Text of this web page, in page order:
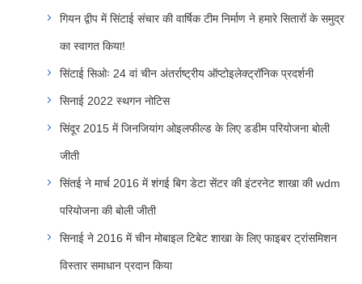
गियन द्वीप में सिंटाई संचार की वार्षिक टीम निर्माण ने हमारे सितारों के समुद्र
का स्वागत किया!
सिंटाई सिओः 24 वां चीन अंतर्राष्ट्रीय ऑप्टोइलेक्ट्रॉनिक प्रदर्शनी
सिनाई 2022 स्थगन नोटिस
सिंदूर 2015 में जिनजियांग ओइलफील्ड के लिए डडीम परियोजना बोली
जीती
सिंतई ने मार्च 2016 में शंगई बिग डेटा सेंटर की इंटरनेट शाखा की wdm
परियोजना की बोली जीती
सिनाई ने 2016 में चीन मोबाइल टिबेट शाखा के लिए फाइबर ट्रांसमिशन
विस्तार समाधान प्रदान किया